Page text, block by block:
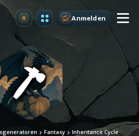
Upgrade Anmelden
Fantasy Inheritance Cycle